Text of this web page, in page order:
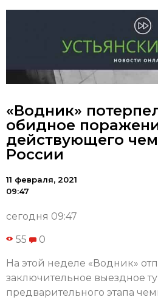
«Водник»
обидное
действующего
России
11 февраля, 2021
09:47
сегодня 09:47
55 0
На этой неделе «Водник»
заключительное выездное
предварительного этапа